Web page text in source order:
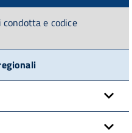
condotta e codice